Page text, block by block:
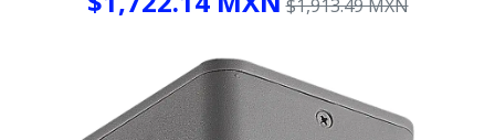
$1,913.49 MXN